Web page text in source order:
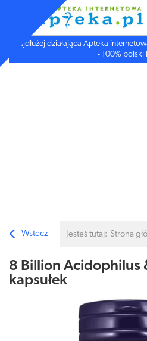
Najdłużej działająca Apteka
- 100% polski
Wstecz Jesteś tutaj: Strona
8 Billion Acidophilus
kapsułek